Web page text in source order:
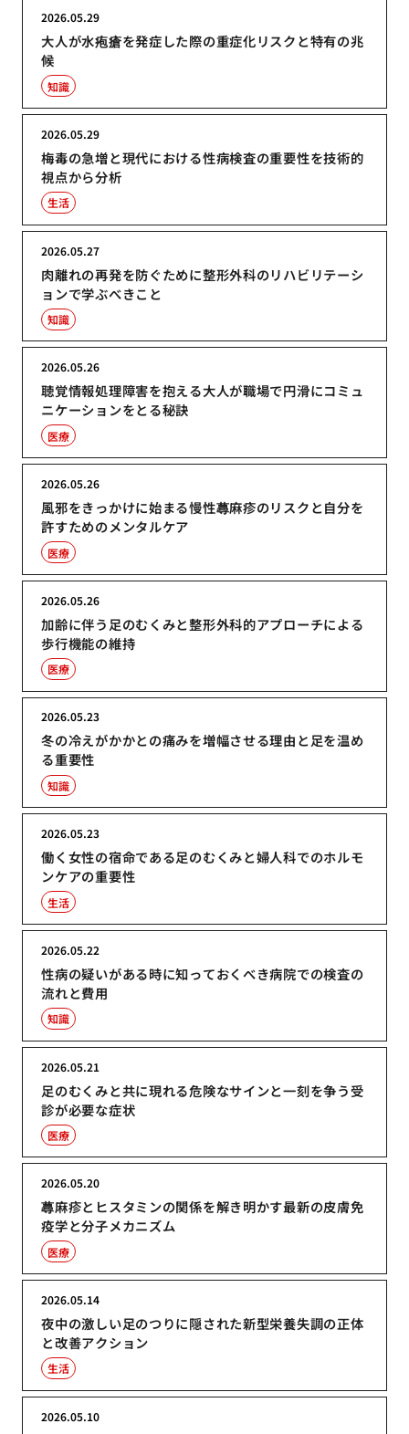
大人が水疱瘡を発症した際の重症化リスクと特有の兆
候
2026.05.29
知識
梅毒の急増と現代における性病検査の重要性を技術的
視点から分析
2026.05.29
生活
肉離れの再発を防ぐために整形外科のリハビリテーシ
ョンで学ぶべきこと
2026.05.27
知識
聴覚情報処理障害を抱える大人が職場で円滑にコミュ
ニケーションをとる秘訣
2026.05.26
医療
風邪をきっかけに始まる慢性蕁麻疹のリスクと自分を
許すためのメンタルケア
2026.05.26
医療
加齢に伴う足のむくみと整形外科的アプローチによる
歩行機能の維持
2026.05.26
医療
冬の冷えがかかとの痛みを増幅させる理由と足を温め
る重要性
2026.05.23
知識
働く女性の宿命である足のむくみと婦人科でのホルモ
ンケアの重要性
2026.05.23
生活
性病の疑いがある時に知っておくべき病院での検査の
流れと費用
2026.05.22
知識
足のむくみと共に現れる危険なサインと一刻を争う受
診が必要な症状
2026.05.21
医療
蕁麻疹とヒスタミンの関係を解き明かす最新の皮膚免
疫学と分子メカニズム
2026.05.20
医療
夜中の激しい足のつりに隠された新型栄養失調の正体
と改善アクション
2026.05.14
生活
2026.05.10